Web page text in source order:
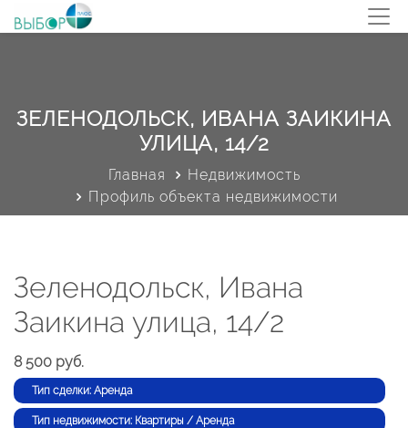
ЗЕЛЕНОДОЛЬСК, ИВАНА ЗАИКИНА
УЛИЦА, 14/2
Главная
Недвижимость
Профиль объекта недвижимости
Зеленодольск, Ивана
Заикина улица, 14/2
8 500 руб.
Тип сделки: Аренда
Тип недвижимости: Квартиры / Аренда